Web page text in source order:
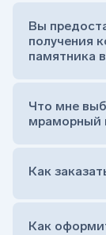
на символ
Вы
получения
памятника
Что мне
мраморный
Как
Как